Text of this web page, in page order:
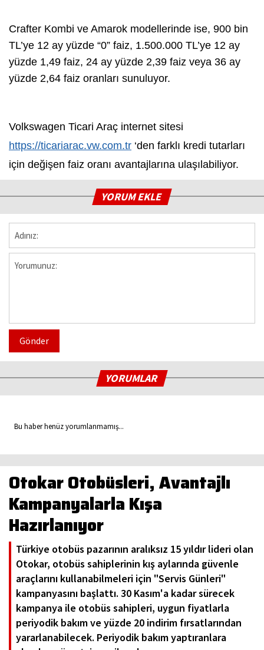
Crafter Kombi ve Amarok modellerinde ise, 900 bin
TL’ye 12 ay yüzde “0” faiz, 1.500.000 TL’ye 12 ay
yüzde 1,49 faiz, 24 ay yüzde 2,39 faiz veya 36 ay
yüzde 2,64 faiz oranları sunuluyor.
Volkswagen Ticari Araç internet sitesi
https://ticariarac.vw.com.tr ‘den farklı kredi tutarları
için değişen faiz oranı avantajlarına ulaşılabiliyor.
YORUM EKLE
Gönder
YORUMLAR
Bu haber henüz yorumlanmamış...
Otokar Otobüsleri, Avantajlı
Kampanyalarla Kışa
Hazırlanıyor
Türkiye otobüs pazarının aralıksız 15 yıldır lideri olan
Otokar, otobüs sahiplerinin kış aylarında güvenle
araçlarını kullanabilmeleri için "Servis Günleri"
kampanyasını başlattı. 30 Kasım'a kadar sürecek
kampanya ile otobüs sahipleri, uygun fiyatlarla
periyodik bakım ve yüzde 20 indirim fırsatlarından
yararlanabilecek. Periyodik bakım yaptıranlara